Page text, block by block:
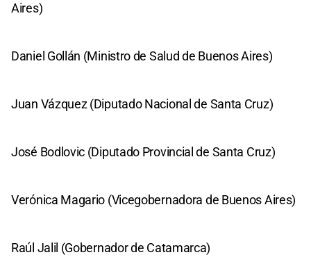
Aires)
Daniel Gollán (Ministro de Salud de Buenos Aires)
Juan Vázquez (Diputado Nacional de Santa Cruz)
José Bodlovic (Diputado Provincial de Santa Cruz)
Verónica Magario (Vicegobernadora de Buenos Aires)
Raúl Jalil (Gobernador de Catamarca)